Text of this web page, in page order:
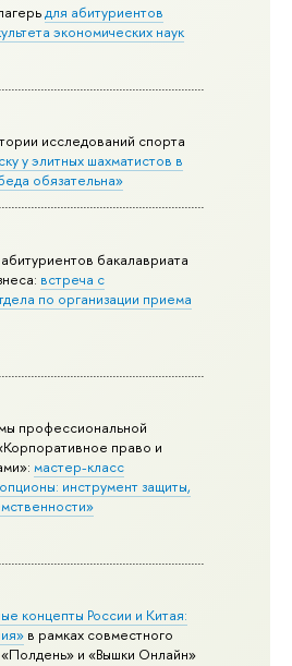
для абитуриентов
экономических наук
исследований спорта
у элитных шахматистов в
обязательна»
бакалавриата
встреча с
по организации приема
профессиональной
право и
мастер-класс
инструмент защиты,
концепты России и Китая:
в рамках совместного
и «Вышки Онлайн»